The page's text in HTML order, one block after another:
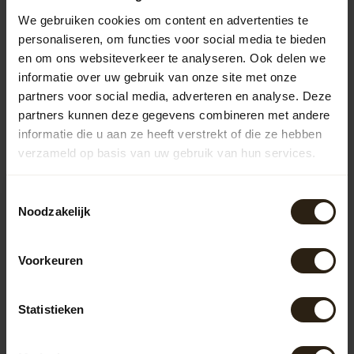
We gebruiken cookies om content en advertenties te
personaliseren, om functies voor social media te bieden
en om ons websiteverkeer te analyseren. Ook delen we
informatie over uw gebruik van onze site met onze
partners voor social media, adverteren en analyse. Deze
partners kunnen deze gegevens combineren met andere
informatie die u aan ze heeft verstrekt of die ze hebben
verzameld op basis van uw gebruik van hun services.
Noodzakelijk
Voorkeuren
Statistieken
Vragen over dit product?
Neem gerust contact op met onze klantenservice op
info@barrelatelier.nlof038 - 3760185. We helpen je graag!
Recent bekeken